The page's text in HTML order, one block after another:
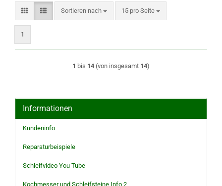
Sortieren nach
Sortieren nach 15 pro Seite
pro Seite
1
1 bis 14 (von insgesamt 14)
Informationen
Kundeninfo
Reparaturbeispiele
Schleifvideo You Tube
Kochmesser und Schleifsteine Info 2